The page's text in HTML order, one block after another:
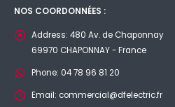
NOS COORDONNÉES :
Address: 480 Av. de Chaponnay
69970 CHAPONNAY - France
Phone: 04 78 96 81 20
Email: commercial@dfelectric.fr